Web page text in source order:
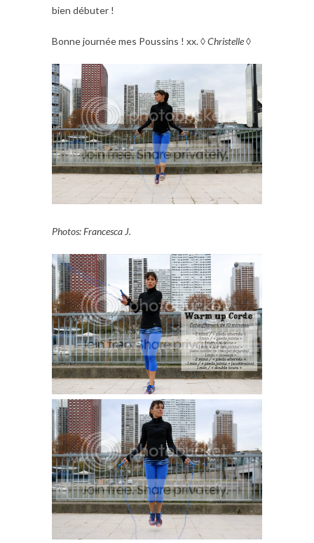
bien débuter !
Bonne journée mes Poussins ! xx. ◊Christelle◊
Photos: Francesca J.